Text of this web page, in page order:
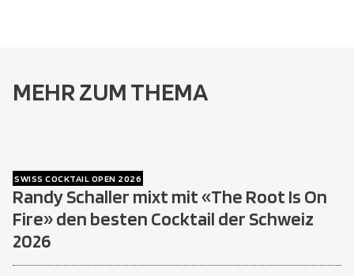
MEHR ZUM THEMA
SWISS COCKTAIL OPEN 2026
Randy Schaller mixt mit «The Root Is On
Fire» den besten Cocktail der Schweiz
2026